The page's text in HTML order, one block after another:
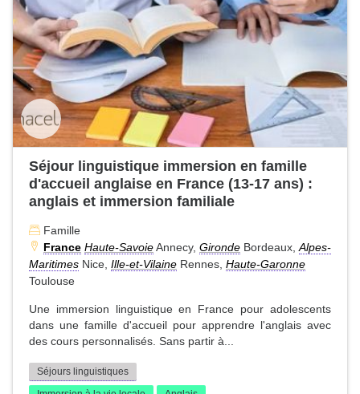
Séjour linguistique immersion en famille
d'accueil anglaise en France (13-17 ans) :
anglais et immersion familiale
Famille
France Haute-SavoieAnnecy, Gironde Bordeaux, Alpes-
Maritimes Nice, Ille-et-Vilaine Rennes, Haute-Garonne
Toulouse
Une immersion linguistique en France pour adolescents
dans une famille d'accueil pour apprendre l'anglais avec
des cours personnalisés. Sans partir à...
Séjours linguistiques